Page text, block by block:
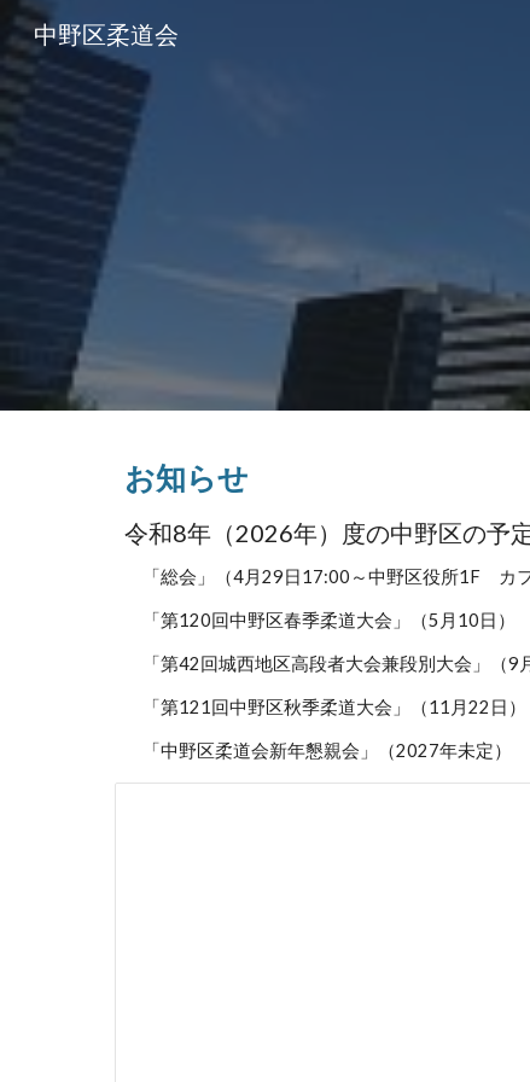
中野区柔道会
お知らせ
令和8年（2026年）度の中野区の予
「総会」（4月29日17:00～中野区役所1F カフ
「第120回中野区春季柔道大会」（5月10日）
「第42回城西地区高段者大会兼段別大会」（9
「第121回中野区秋季柔道大会」（11月22日）
「中野区柔道会新年懇親会」（2027年未定）